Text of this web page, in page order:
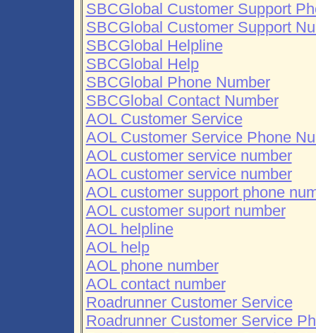
SBCGlobal Customer Support
SBCGlobal Customer Support
SBCGlobal Helpline
SBCGlobal Help
SBCGlobal Phone Number
SBCGlobal Contact Number
AOL Customer Service
AOL Customer Service Phone
AOL customer service number
AOL customer service number
AOL customer support phone
AOL customer suport number
AOL helpline
AOL help
AOL phone number
AOL contact number
Roadrunner Customer Service
Roadrunner Customer Service